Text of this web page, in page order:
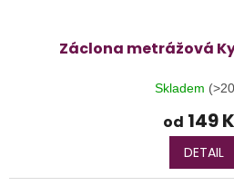
Záclona metrážová
Skladem
od 149
DETAIL